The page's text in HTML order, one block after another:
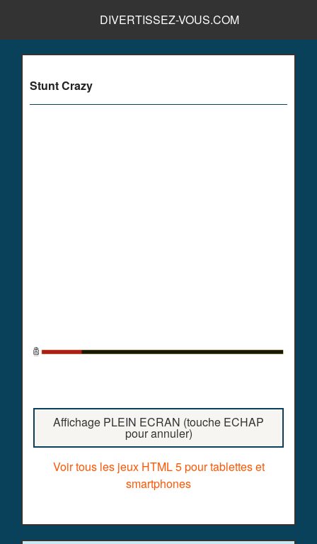
DIVERTISSEZ-VOUS.COM
Stunt Crazy
Affichage PLEIN ECRAN (touche ECHAP
pour annuler)
Voir tous les jeux HTML 5 pour tablettes et
smartphones